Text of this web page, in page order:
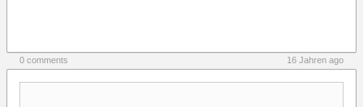
0 comments 16 Jahren ago